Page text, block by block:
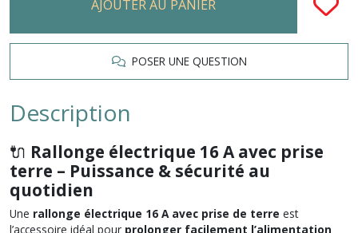
AJOUTER AU PANIER
POSER UNE QUESTION
Description
🔌 Rallonge électrique 16 A avec prise
terre – Puissance & sécurité au
quotidien
Une rallonge électrique 16 A avec prise de terre est
l’accessoire idéal pour prolonger facilement l’alimentation